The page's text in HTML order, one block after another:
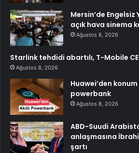
Mersin’de Engelsiz
açık hava sinema
Ağustos 8, 2026
Starlink tehdidi abartılı, T-Mobile
Ağustos 8, 2026
Huawei’den
powerbank
Ağustos 8, 2026
ABD-Suudi
anlaşmasına
şartı